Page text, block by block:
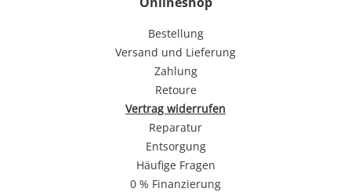
Bestellung
Versand und Lieferung
Zahlung
Retoure
Vertrag widerrufen
Reparatur
Entsorgung
Häufige Fragen
0 % Finanzierung